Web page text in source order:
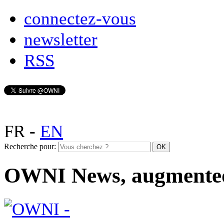
connectez-vous
newsletter
RSS
FR- EN
Recherche pour:
OWNI News,